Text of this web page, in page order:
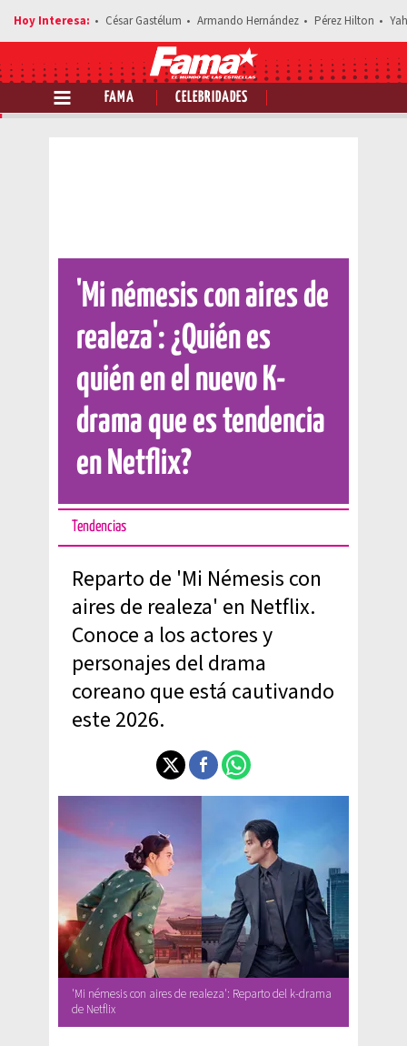
César Gastélum Armando Hernández Pérez Hilton
FAMA CELEBRIDADES
Comparte esta noticia
'Mi némesis con aires de
realeza': ¿Quién es
quién en el nuevo K-
drama que es tendencia
en Netflix?
Tendencias
Reparto de 'Mi Némesis con
aires de realeza' en Netflix.
Conoce a los actores y
personajes del drama
coreano que está cautivando
este 2026.
'Mi némesis con aires de realeza': Reparto del k-drama
de Netflix